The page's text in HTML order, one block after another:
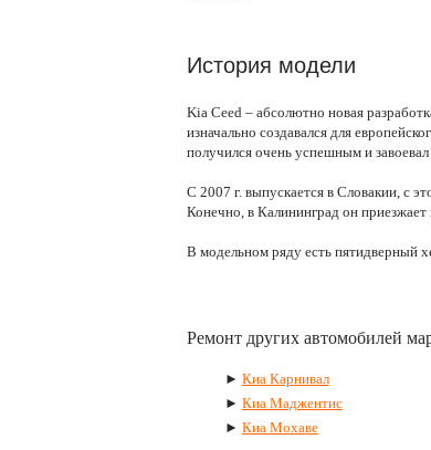
История модели
Kia Ceed – абсолютно новая
изначально создавался для
получился очень успешным и
С 2007 г. выпускается в Словакии, с
Конечно, в Калининград он приезжает
В модельном ряду есть пятидверный
Ремонт других автомобилей
► Киа Карнивал
► Киа Маджентис
► Киа Мохаве